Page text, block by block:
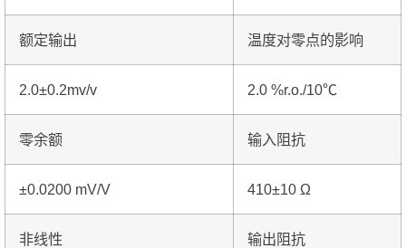
额定输出 温度对零点的影响
2.0±0.2mv/v 2.0 %r.o./10℃
零余额 输入阻抗
±0.0200 mV/V 410±10 Ω
非线性 输出阻抗